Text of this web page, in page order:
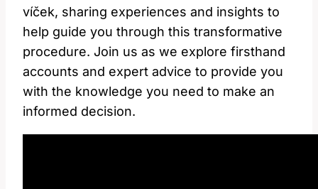
víček, sharing experiences and insights to
help guide you through this transformative
procedure. Join us as we explore firsthand
accounts and expert advice to provide you
with the knowledge you need to make an
informed decision.